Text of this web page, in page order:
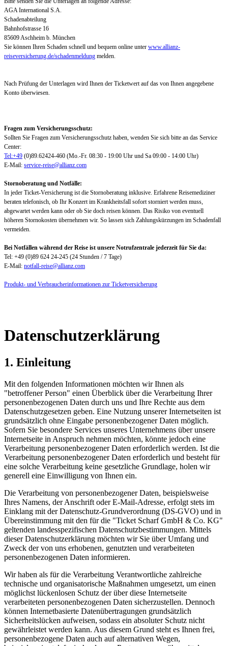
AGA International S.A.
Schadenabteilung
Bahnhofstrasse 16
85609 Aschheim b. München
Sie können Ihren Schaden schnell und bequem online unter www.allianz-
reiseversicherung.de/schadenmeldung melden.
Nach Prüfung der Unterlagen wird Ihnen der Ticketwert auf das von Ihnen angegebene
Konto überwiesen.
Fragen zum Versicherungsschutz:
Sollten Sie Fragen zum Versicherungsschutz haben, wenden Sie sich bitte an das Service
Center:
Tel:+49 (0)89.62424-460 (Mo.-Fr. 08:30 - 19:00 Uhr und Sa 09:00 - 14:00 Uhr)
E-Mail: service-reise@allianz.com
Stornoberatung und Notfälle:
In jeder Ticket-Versicherung ist die Stornoberatung inklusive. Erfahrene Reisemediziner
beraten telefonisch, ob Ihr Konzert im Krankheitsfall sofort storniert werden muss,
abgewartet werden kann oder ob Sie doch reisen können. Das Risiko von eventuell
höheren Stornokosten übernehmen wir. So lassen sich Zahlungskürzungen im Schadenfall
vermeiden.
Bei Notfällen während der Reise ist unsere Notrufzentrale jederzeit für Sie da:
Tel: +49 (0)89 624 24-245 (24 Stunden / 7 Tage)
E-Mail: notfall-reise@allianz.com
Produkt- und Verbraucherinformationen zur Ticketversicherung
Datenschutzerklärung
1. Einleitung
Mit den folgenden Informationen möchten wir Ihnen als
"betroffener Person" einen Überblick über die Verarbeitung Ihrer
personenbezogenen Daten durch uns und Ihre Rechte aus dem
Datenschutzgesetzen geben. Eine Nutzung unserer Internetseiten ist
grundsätzlich ohne Eingabe personenbezogener Daten möglich.
Sofern Sie besondere Services unseres Unternehmens über unsere
Internetseite in Anspruch nehmen möchten, könnte jedoch eine
Verarbeitung personenbezogener Daten erforderlich werden. Ist die
Verarbeitung personenbezogener Daten erforderlich und besteht für
eine solche Verarbeitung keine gesetzliche Grundlage, holen wir
generell eine Einwilligung von Ihnen ein.
Die Verarbeitung von personenbezogener Daten, beispielsweise
Ihres Namens, der Anschrift oder E-Mail-Adresse, erfolgt stets im
Einklang mit der Datenschutz-Grundverordnung (DS-GVO) und in
Übereinstimmung mit den für die "Ticket Scharf GmbH & Co. KG"
geltenden landesspezifischen Datenschutzbestimmungen. Mittels
dieser Datenschutzerklärung möchten wir Sie über Umfang und
Zweck der von uns erhobenen, genutzten und verarbeiteten
personenbezogenen Daten informieren.
Wir haben als für die Verarbeitung Verantwortliche zahlreiche
technische und organisatorische Maßnahmen umgesetzt, um einen
möglichst lückenlosen Schutz der über diese Internetseite
verarbeiteten personenbezogenen Daten sicherzustellen. Dennoch
können Internetbasierte Datenübertragungen grundsätzlich
Sicherheitslücken aufweisen, sodass ein absoluter Schutz nicht
gewährleistet werden kann. Aus diesem Grund steht es Ihnen frei,
personenbezogene Daten auch auf alternativen Wegen,